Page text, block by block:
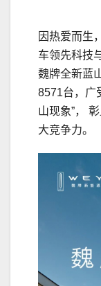
因热爱而生
车领先科技
魏牌全新蓝
8571台，广
山现象”，
大竞争力。